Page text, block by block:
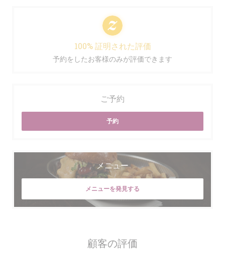
顧客の評価
100% 証明された評価
予約をしたお客様のみが評価できます
ご予約
予約
メニュー
メニューを発見する